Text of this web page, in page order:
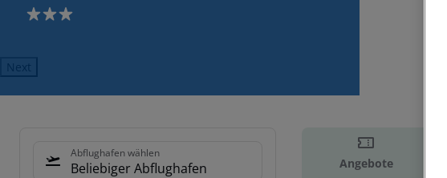
3
Next
Abflughafen wählen
Beliebiger Abflughafen Angebote